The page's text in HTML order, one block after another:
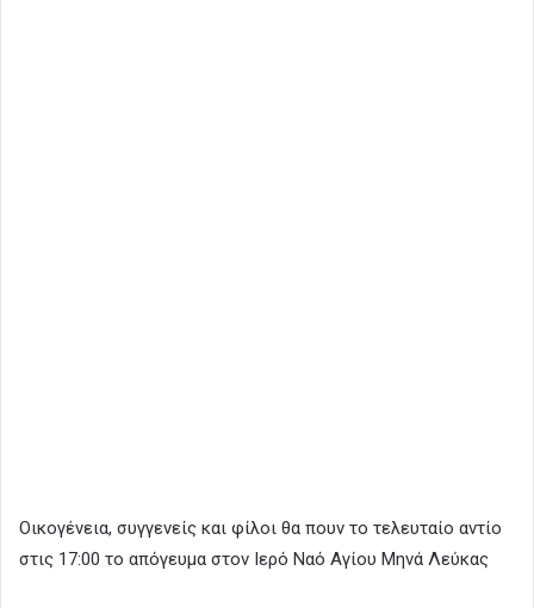
Οικογένεια, συγγενείς και φίλοι θα πουν το τελευταίο αντίο
στις 17:00 το απόγευμα στον Ιερό Ναό Αγίου Μηνά Λεύκας